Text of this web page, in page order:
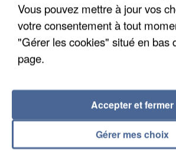
APRÈS TOUTES CES
Vous pouvez mettre à jour vos
votre consentement à tout
"Gérer les cookies" situé en bas
page.
Gérer mes choix
Accepter et fermer